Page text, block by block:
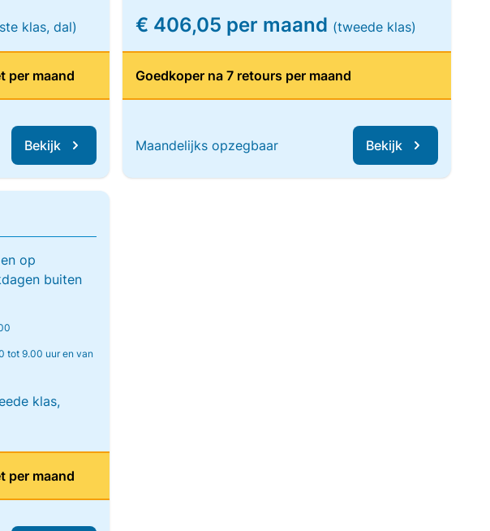
klas, dal)
per maand
Bekijk
€ 406,05 per maand (tweede klas)
Goedkoper na 7 retours per maand
Maandelijks opzegbaar Bekijk
op
buiten
tot 9.00 uur en van
klas,
per maand